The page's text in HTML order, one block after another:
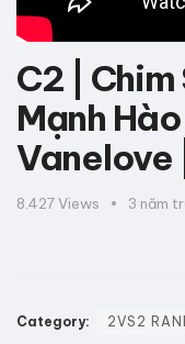
C2 | Chim
Mạnh
8.427Views 3 năm
Category: 2VS2